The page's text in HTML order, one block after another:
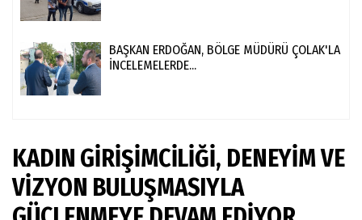
BAŞKAN ERDOĞAN, BÖLGE MÜDÜRÜ ÇOLAK'LA
İNCELEMELERDE...
KADIN GİRİŞİMCİLİĞİ, DENEYİM VE
VİZYON BULUŞMASIYLA